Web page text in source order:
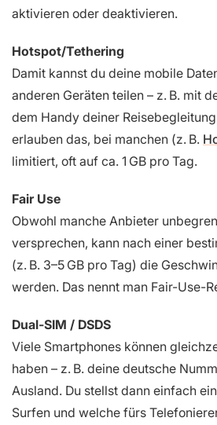
aktivieren oder deaktivieren.
Hotspot/Tethering
Damit kannst du deine mobile
anderen Geräten teilen – z. B. mit
dem Handy deiner
erlauben das, bei manchen (z. B.
limitiert, oft auf ca. 1 GB pro Tag.
Fair Use
Obwohl manche Anbieter
versprechen, kann nach einer
(z. B. 3–5 GB pro Tag) die
werden. Das nennt man Fair-Use-
Dual-SIM / DSDS
Viele Smartphones können
haben – z. B. deine deutsche
Ausland. Du stellst dann einfach
Surfen und welche fürs